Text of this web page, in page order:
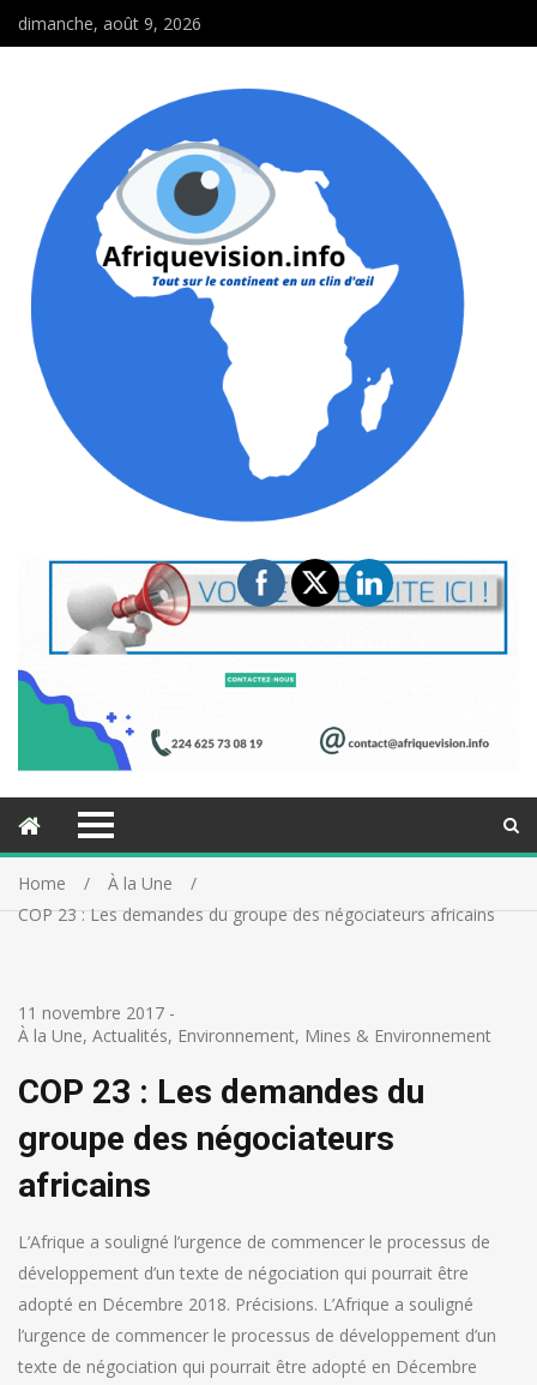
dimanche, août 9, 2026
Home
À la Une
COP 23 : Les demandes du groupe des négociateurs africains
11 novembre 2017 -
À la Une, Actualités, Environnement, Mines & Environnement
COP 23 : Les demandes du
groupe des négociateurs
africains
L’Afrique a souligné l’urgence de commencer le processus de
développement d’un texte de négociation qui pourrait être
adopté en Décembre 2018. Précisions. L’Afrique a souligné
l’urgence de commencer le processus de développement d’un
texte de négociation qui pourrait être adopté en Décembre